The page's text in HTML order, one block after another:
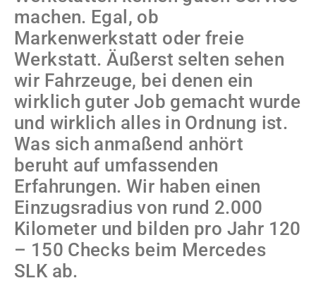
machen. Egal, ob
Markenwerkstatt oder freie
Werkstatt. Äußerst selten sehen
wir Fahrzeuge, bei denen ein
wirklich guter Job gemacht wurde
und wirklich alles in Ordnung ist.
Was sich anmaßend anhört
beruht auf umfassenden
Erfahrungen. Wir haben einen
Einzugsradius von rund 2.000
Kilometer und bilden pro Jahr 120
– 150 Checks beim Mercedes
SLK ab.